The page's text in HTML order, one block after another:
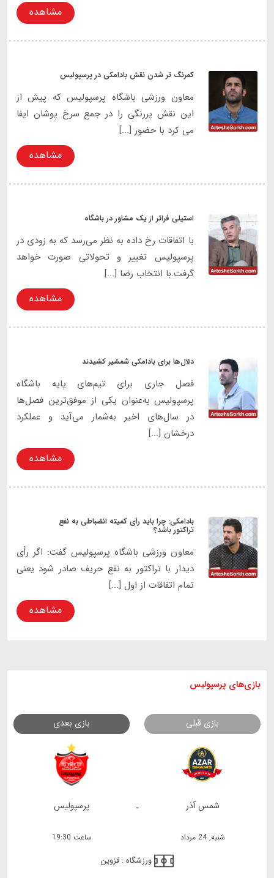
مشاهده
کمرنگ تر شدن نقش بادامکی در پرسپولیس
معاون ورزشی باشگاه پرسپولیس که پیش از
این نقش پررنگی را در جمع سرخ پوشان ایفا
می کرد با حضور [...]
مشاهده
استیلی فراتر از یک مشاور در باشگاه
با اتفاقات رخ داده به نظر می‌رسد که به زودی در
پرسپولیس تغییر و تحولاتی صورت خواهد
گرفت.با انتخاب رضا [...]
مشاهده
دلال‌ها برای بادامکی شمشیر کشیدند
فصل جاری برای تیم‌های پایه باشگاه
پرسپولیس به‌عنوان یکی از موفق‌ترین فصل‌ها
در سال‌های اخیر به‌شمار می‌آید و عملکرد
درخشان [...]
مشاهده
بادامکی: چرا باید رأی کمیته انضباطی به نفع
تراکتور باشد؟
معاون ورزشی باشگاه پرسپولیس گفت: اگر رأی
دیدار با تراکتور به نفع حریف صادر شود یعنی
تمام اتفاقات از اول [...]
مشاهده
بازی های پرسپولیس
بازی قبلی بازی بعدی
- شمس آذر پرسپولیس
شنبه, 24 مرداد ساعت 19:30
ورزشگاه : قزوین